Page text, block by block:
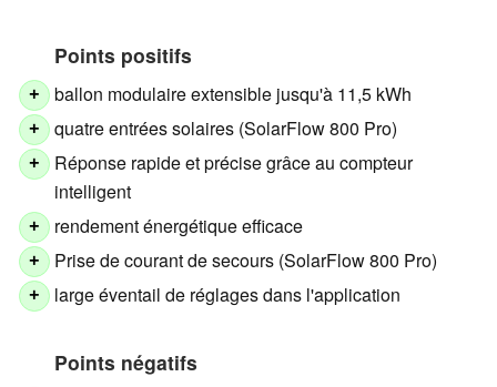
Points positifs
+ ballon modulaire extensible jusqu'à 11,5 kWh
+ quatre entrées solaires (SolarFlow 800 Pro)
+
Réponse rapide et précise grâce au compteur
intelligent
+ rendement énergétique efficace
+ Prise de courant de secours (SolarFlow 800 Pro)
+ large éventail de réglages dans l'application
Points négatifs